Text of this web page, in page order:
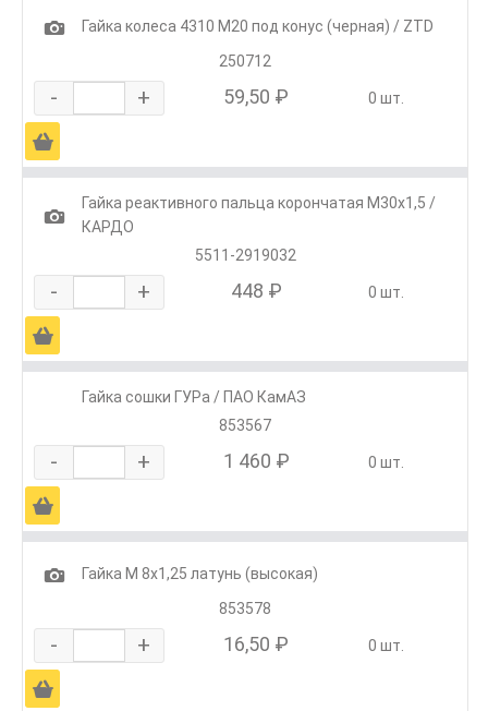
1
Гайка колеса 4310 М20 под конус (черная) / ZTD
250712
- + 59,50 ₽ 0 шт.
Ä
1
Гайка реактивного пальца корончатая М30х1,5 /
КАРДО
5511-2919032
- + 448 ₽ 0 шт.
Ä
Гайка сошки ГУРа / ПАО КамАЗ
853567
- + 1 460 ₽ 0 шт.
Ä
1
Гайка М 8х1,25 латунь (высокая)
853578
- + 16,50 ₽ 0 шт.
Ä